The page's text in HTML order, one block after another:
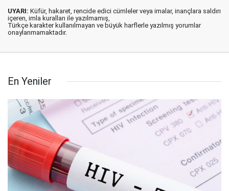
UYARI: Küfür, hakaret, rencide edici cümleler veya imalar, inançlara saldırı
içeren, imla kuralları ile yazılmamış,
Türkçe karakter kullanılmayan ve büyük harflerle yazılmış yorumlar
onaylanmamaktadır.
En Yeniler